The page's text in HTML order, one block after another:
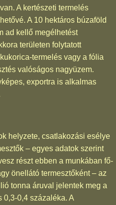
A kertészeti termelés
A 10 hektáros búzaföld
ad kellő megélhetést
területen folytatott
termelés vagy a fólia
valóságos nagyüzem.
exportra is alkalmas
helyzete, csatlakozási esélye
– egyes adatok szerint
részt ebben a munkában fő-
önellátó termesztőként – az
tonna áruval jelentek meg a
0,3-0,4 százaléka. A